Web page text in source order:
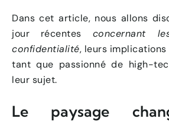
Dans cet article, nous allons
jour récentes concernant
confidentialité, leurs implications
tant que passionné de high-
leur sujet.
Le paysage